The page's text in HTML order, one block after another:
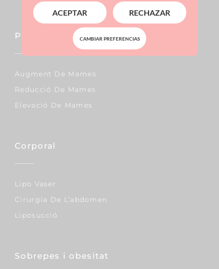
Pit
Augment De Mames
Reducció De Mames
Elevació De Mames
Corporal
Lipo Vaser
Cirurgia De L’abdomen
Liposucció
Sobrepes i obesitat
ACEPTAR RECHAZAR
CAMBIAR PREFERENCIAS